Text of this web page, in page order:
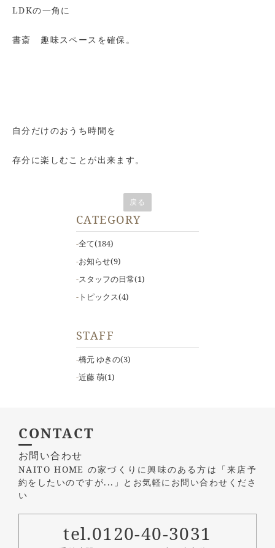
LDKの一角に
書斎 趣味スペースを確保。
自分だけのおうち時間を
存分に楽しむことが出来ます。
戻る
CATEGORY
全て(184)
お知らせ(9)
スタッフの日常(1)
トピックス(4)
STAFF
橋元 ゆきの(3)
近藤 萌(1)
CONTACT
お問い合わせ
NAITO HOME の家づくりに興味のある方は 「来店予
約をしたいのですが...」とお気軽にお問い合わせくださ
い
tel.0120-40-3031